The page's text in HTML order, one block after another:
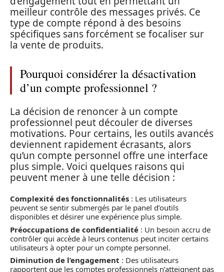
meilleur contrôle des messages privés. Ce
type de compte répond à des besoins
spécifiques sans forcément se focaliser sur
la vente de produits.
Pourquoi considérer la désactivation
d’un compte professionnel ?
La décision de renoncer à un compte
professionnel peut découler de diverses
motivations. Pour certains, les outils avancés
deviennent rapidement écrasants, alors
qu’un compte personnel offre une interface
plus simple. Voici quelques raisons qui
peuvent mener à une telle décision :
Complexité des fonctionnalités : Les utilisateurs
peuvent se sentir submergés par le panel d’outils
disponibles et désirer une expérience plus simple.
Préoccupations de confidentialité : Un besoin accru de
contrôler qui accède à leurs contenus peut inciter certains
utilisateurs à opter pour un compte personnel.
Diminution de l’engagement : Des utilisateurs
rapportent que les comptes professionnels n’atteignent pas